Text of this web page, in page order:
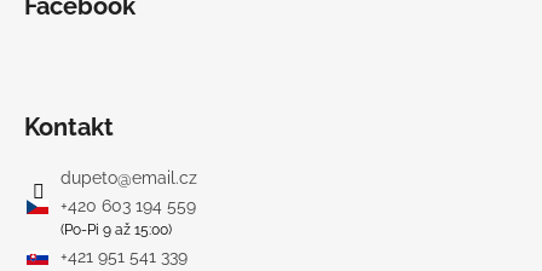
Facebook
Kontakt
dupeto@email.cz
+420 603 194 559
(Po-Pi 9 až 15:00)
+421 951 541 339